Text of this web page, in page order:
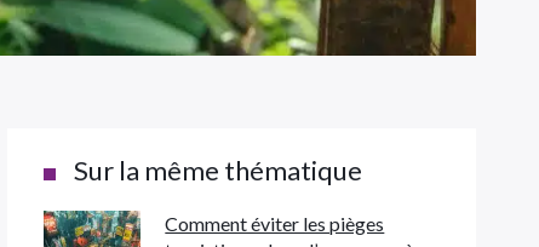
Sur la même thématique
Comment éviter les pièges